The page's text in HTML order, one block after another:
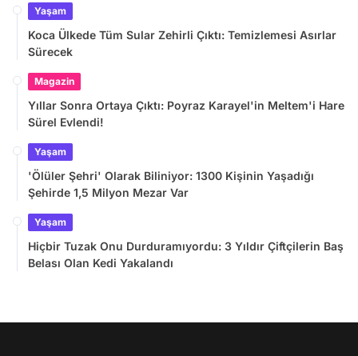
Yaşam
Koca Ülkede Tüm Sular Zehirli Çıktı: Temizlemesi Asırlar
Sürecek
Magazin
Yıllar Sonra Ortaya Çıktı: Poyraz Karayel'in Meltem'i Hare
Sürel Evlendi!
Yaşam
'Ölüler Şehri' Olarak Biliniyor: 1300 Kişinin Yaşadığı
Şehirde 1,5 Milyon Mezar Var
Yaşam
Hiçbir Tuzak Onu Durduramıyordu: 3 Yıldır Çiftçilerin Baş
Belası Olan Kedi Yakalandı